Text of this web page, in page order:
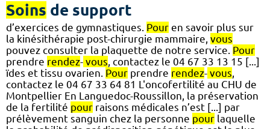
Soins de support
d’exercices de gymnastiques. Pour en savoir plus sur
la kinésithérapie post-chirurgie mammaire, vous
pouvez consulter la plaquette de notre service. Pour
prendre rendez- vous , contactez le 04 67 33 13 15 [...]
ïdes et tissu ovarien. Pour prendre rendez- vous
contactez le 04 67 33 64 81 L'oncofertilité au CHU de
Montpellier En Languedoc-Roussillon, la préservation
de la fertilité pour raisons médicales n’est [...] par
prélèvement sanguin chez la personne pour laquelle